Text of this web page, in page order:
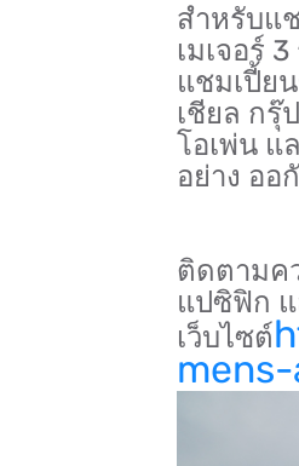
สำหรับแ
เมเจอร์
แชมเปี้ย
เชียล กรุ๊
โอเพ่น แ
อย่าง ออ
ติดตามค
แปซิฟิก แ
เว็บไซต์